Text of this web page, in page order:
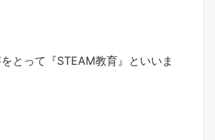
とって『STEAM教育』といいま